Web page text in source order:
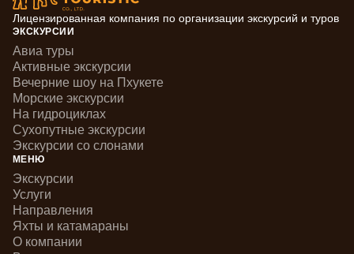
Лицензированная компания по организации экскурсий и туров
ЭКСКУРСИИ
Авиа туры
Активные экскурсии
Вечерние шоу на Пхукете
Морские экскурсии
На гидроциклах
Сухопутные экскурсии
Экскурсии со слонами
МЕНЮ
Экскурсии
Услуги
Направления
Яхты и катамараны
О компании